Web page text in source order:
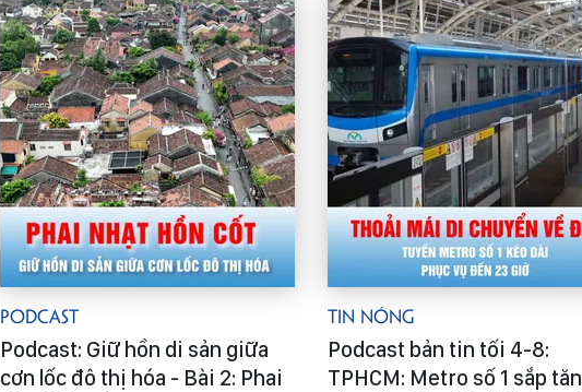
Podcast
Podcast: Giữ hồn di sản giữa
cơn lốc đô thị hóa - Bài 2: Phai
Tin Nóng
Podcast bản tin tối 4-8:
TPHCM: Metro số 1 sắp